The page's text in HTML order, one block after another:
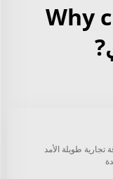
Why
تجارية طويلة الأمد